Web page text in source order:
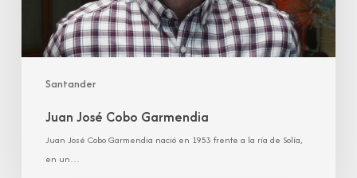
Santander
Juan José Cobo Garmendia
Juan José Cobo Garmendia nació en 1953 frente a la ría de Solía,
en un…